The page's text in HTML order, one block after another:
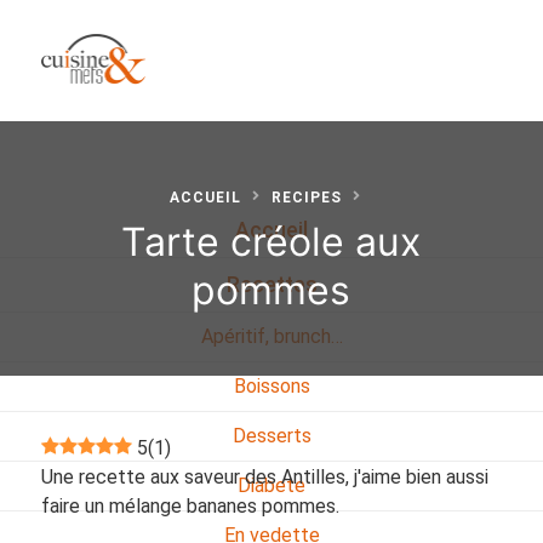
Accueil
Recettes
Apéritif, brunch…
Boissons
Desserts
Diabete
En vedette
ACCUEIL RECIPES
Tarte créole aux
pommes
5(1)
Une recette aux saveur des Antilles, j'aime bien aussi
faire un mélange bananes pommes.